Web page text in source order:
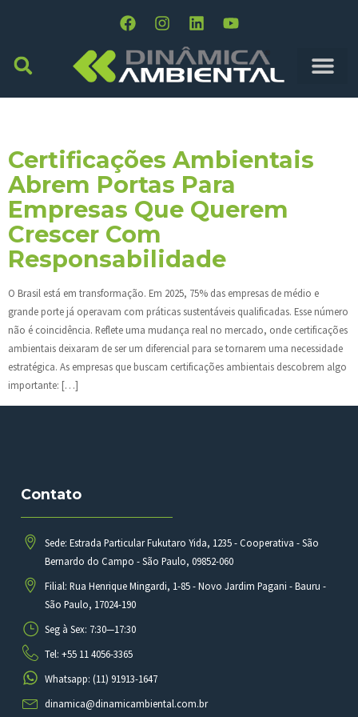
Certificações Ambientais
Abrem Portas Para
Empresas Que Querem
Crescer Com
Responsabilidade
O Brasil está em transformação. Em 2025, 75% das empresas de médio e
grande porte já operavam com práticas sustentáveis qualificadas. Esse número
não é coincidência. Reflete uma mudança real no mercado, onde certificações
ambientais deixaram de ser um diferencial para se tornarem uma necessidade
estratégica. As empresas que buscam certificações ambientais descobrem algo
importante: […]
Contato
Sede: Estrada Particular Fukutaro Yida, 1235 - Cooperativa - São
Bernardo do Campo - São Paulo, 09852-060
Filial: Rua Henrique Mingardi, 1-85 - Novo Jardim Pagani - Bauru -
São Paulo, 17024-190
Seg à Sex: 7:30—17:30
Tel: +55 11 4056-3365
Whatsapp: (11) 91913-1647
dinamica@dinamicambiental.com.br